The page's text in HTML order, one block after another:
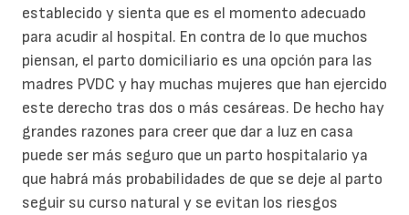
establecido y sienta que es el momento adecuado
para acudir al hospital. En contra de lo que muchos
piensan, el parto domiciliario es una opción para las
madres PVDC y hay muchas mujeres que han ejercido
este derecho tras dos o más cesáreas. De hecho hay
grandes razones para creer que dar a luz en casa
puede ser más seguro que un parto hospitalario ya
que habrá más probabilidades de que se deje al parto
seguir su curso natural y se evitan los riesgos